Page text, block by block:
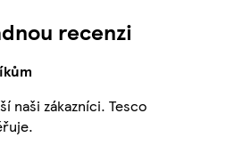
recenzi
naši zákazníci. Tesco